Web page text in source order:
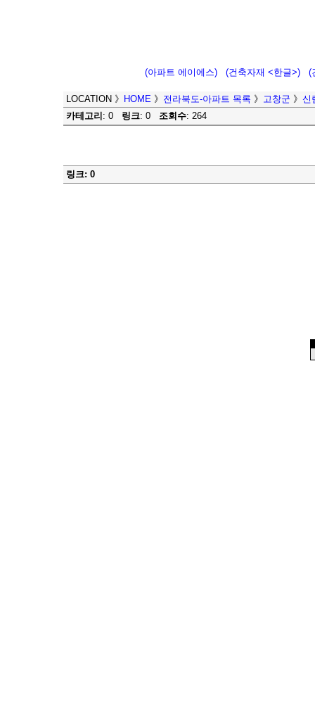
(아파트 에이에스) (건축자재 <한글>) (
LOCATION 》 HOME 》 전라북도-아파트 목록 》 고창군 》 신
카테고리 : 0 링크: 0 조회수: 264
링크: 0